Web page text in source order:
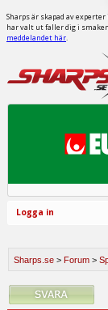
Sharps är skapad av
har valt ut faller dig i
meddelandet här.
Logga in
Sharps.se > Forum >